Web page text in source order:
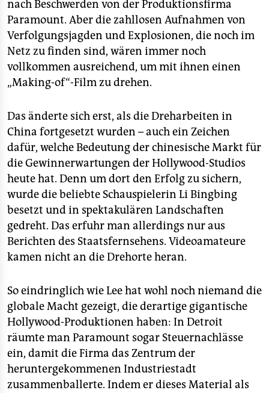
nach Beschwerden von der Produktionsfirma
Paramount. Aber die zahllosen Aufnahmen von
Verfolgungsjagden und Explosionen, die noch im
Netz zu finden sind, wären immer noch
vollkommen ausreichend, um mit ihnen einen
„Making-of“-Film zu drehen.
Das änderte sich erst, als die Dreharbeiten in
China fortgesetzt wurden – auch ein Zeichen
dafür, welche Bedeutung der chinesische Markt für
die Gewinnerwartungen der Hollywood-Studios
heute hat. Denn um dort den Erfolg zu sichern,
wurde die beliebte Schauspielerin Li Bingbing
besetzt und in spektakulären Landschaften
gedreht. Das erfuhr man allerdings nur aus
Berichten des Staatsfernsehens. Videoamateure
kamen nicht an die Drehorte heran.
So eindringlich wie Lee hat wohl noch niemand die
globale Macht gezeigt, die derartige gigantische
Hollywood-Produktionen haben: In Detroit
räumte man Paramount sogar Steuernachlässe
ein, damit die Firma das Zentrum der
heruntergekommenen Industriestadt
zusammenballerte. Indem er dieses Material als